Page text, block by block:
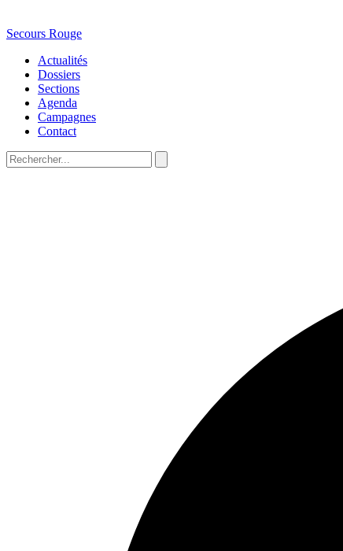
Secours Rouge
Actualités
Dossiers
Sections
Agenda
Campagnes
Contact